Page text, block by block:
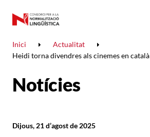
Inici
Actualitat
Heidi torna divendres als cinemes en català
Notícies
Dijous, 21 d’agost de 2025